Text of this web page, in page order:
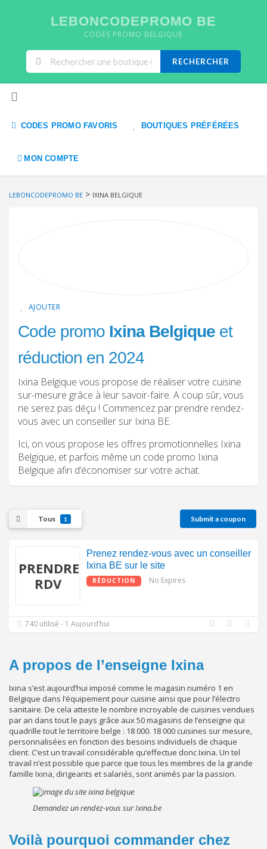
LEBONCODEPROMO BE
CODES PROMO BELGIQUE
RECHERCHER
CODES PROMO FAVORIS BOUTIQUES PRÉFÉRÉES
MON COMPTE
LEBONCODEPROMO BE > IXINA BELGIQUE
AJOUTER
Code promo Ixina Belgique et
réduction en 2024
Ixina Belgique vous propose de réaliser votre cuisine
sur-mesure grâce à leur savoir-faire. A coup sûr, vous
ne serez pas déçu ! Commencez par prendre rendez-
vous avec un conseiller sur Ixina BE.
Ici, on vous propose les offres promotionnelles Ixina
Belgique, et parfois même un code promo Ixina
Belgique afin d’économiser sur votre achat.
Tous 1 Submit a coupon
PRENDRE
RDV
Prenez rendez-vous avec un conseiller
Ixina BE sur le site
RÉDUCTION No Expires
740 utilisé - 1 Aujourd’hui
A propos de l’enseigne Ixina
Ixina s’est aujourd’hui imposé comme le magasin numéro 1 en
Belgique dans l’équipement pour cuisine ainsi que pour l’électro
sanitaire. De cela atteste le nombre incroyable de cuisines vendues
par an dans tout le pays grâce aux 50 magasins de l’enseigne qui
quadrille tout le territoire belge : 18 000. 18 000 cuisines sur mesure,
personnalisées en fonction des besoins individuels de chaque
client. C’est un travail considérable qu’effectue donc Ixina. Un tel
travail n’est possible que parce que tous les membres de la grande
famille Ixina, dirigeants et salariés, sont animés par la passion.
Demandez un rendez-vous sur Ixina.be
Voilà pourquoi commander chez